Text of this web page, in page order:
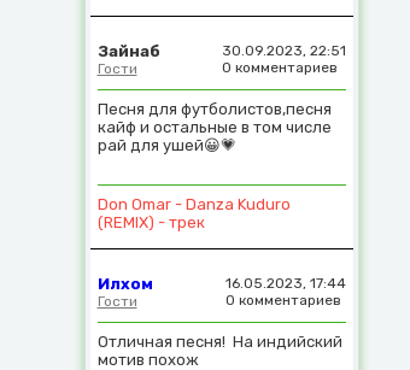
30.09.2023, 22:51
0 комментариев
Зайнаб
Гости
Песня для футболистов,песня
кайф и остальные в том числе
рай для ушей😀💗
Don Omar - Danza Kuduro
(REMIX) - трек
16.05.2023, 17:44
0 комментариев
Илхом
Гости
Отличная песня! На индийский
мотив похож